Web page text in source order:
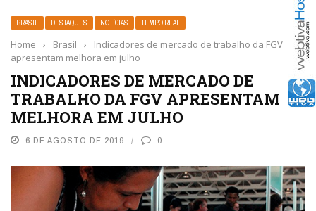
BRASIL DESTAQUES NOTÍCIAS TEMPO REAL
Home › Brasil ›
Indicadores de mercado de trabalho da FGV
apresentam melhora em julho
INDICADORES DE MERCADO DE
TRABALHO DA FGV APRESENTAM
MELHORA EM JULHO
6 DE AGOSTO DE 2019 0